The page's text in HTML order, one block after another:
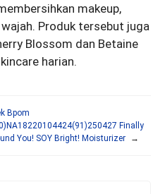
makeup,
Produk tersebut juga
Blossom dan Betaine
harian.
Bpom
Finally
You! SOY Bright! Moisturizer
→